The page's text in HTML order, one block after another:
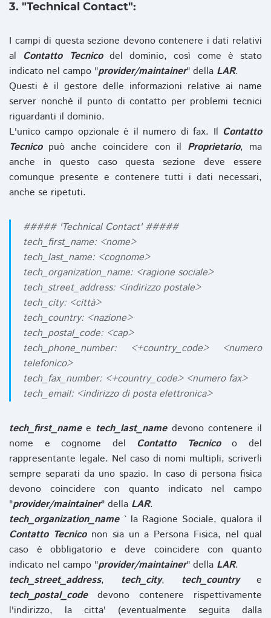
3. "Technical Contact":
I campi di questa sezione devono contenere i dati relativi
al Contatto Tecnicodel dominio, così come è stato
indicato nel campo "provider/maintainer" della LAR.
Questi è il gestore delle informazioni relative ai name
server nonchè il punto di contatto per problemi tecnici
riguardanti il dominio.
L'unico campo opzionale è il numero di fax. Il Contatto
Tecnicopuò anche coincidere con il Proprietario, ma
anche in questo caso questa sezione deve essere
comunque presente e contenere tutti i dati necessari,
anche se ripetuti.
##### 'Technical Contact' #####
tech_first_name: <nome>
tech_last_name: <cognome>
tech_organization_name: <ragione sociale>
tech_street_address: <indirizzo postale>
tech_city: <città>
tech_country: <nazione>
tech_postal_code: <cap>
tech_phone_number: <+country_code> <numero
telefonico>
tech_fax_number: <+country_code> <numero fax>
tech_email: <indirizzo di posta elettronica>
tech_first_namee tech_last_namedevono contenere il
nome e cognome del Contatto Tecnicoo del
rappresentante legale. Nel caso di nomi multipli, scriverli
sempre separati da uno spazio. In caso di persona fisica
devono coincidere con quanto indicato nel campo
"provider/maintainer" della LAR.
tech_organization_name` la Ragione Sociale, qualora il
Contatto Tecniconon sia un a Persona Fisica, nel qual
caso è obbligatorio e deve coincidere con quanto
indicato nel campo "provider/maintainer" della LAR.
tech_street_address, tech_city, tech_countrye
tech_postal_codedevono contenere rispettivamente
l'indirizzo, la citta' (eventualmente seguita dalla